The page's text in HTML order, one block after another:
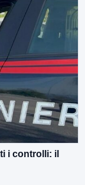
i controlli: il